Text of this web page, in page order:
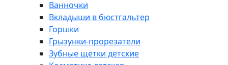
Ванночки
Вкладыши в бюстгальтер
Горшки
Грызунки-прорезатели
Зубные щетки детские